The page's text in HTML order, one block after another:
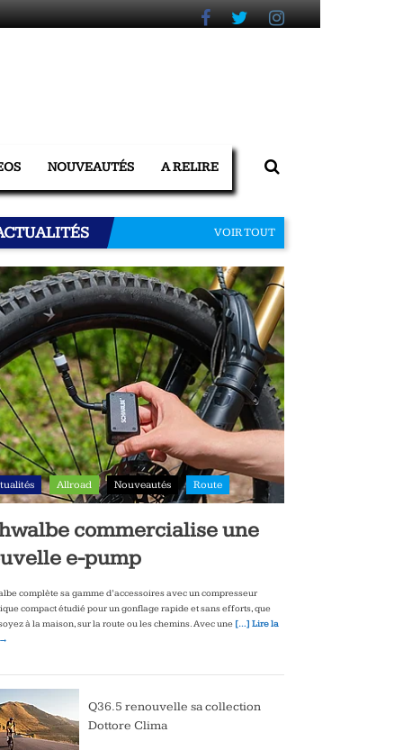
NOUVEAUTÉS A RELIRE
VOIR TOUT
Allroad Nouveautés Route
commercialise une
e-pump
complète sa gamme d’accessoires avec un compresseur
compact étudié pour un gonflage rapide et sans efforts, que
à la maison, sur la route ou les chemins. Avec une […] Lire la
Q36.5 renouvelle sa collection
Dottore Clima